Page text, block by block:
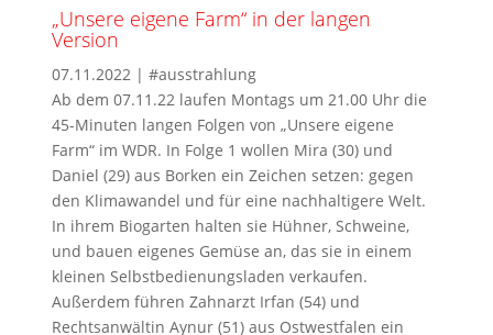
„Unsere eigene Farm“ in der langen
Version
07.11.2022 |#ausstrahlung
Ab dem 07.11.22 laufen Montags um 21.00 Uhr die
45-Minuten langen Folgen von „Unsere eigene
Farm“ im WDR. In Folge 1 wollen Mira (30) und
Daniel (29) aus Borken ein Zeichen setzen: gegen
den Klimawandel und für eine nachhaltigere Welt.
In ihrem Biogarten halten sie Hühner, Schweine,
und bauen eigenes Gemüse an, das sie in einem
kleinen Selbstbedienungsladen verkaufen.
Außerdem führen Zahnarzt Irfan (54) und
Rechtsanwältin Aynur (51) aus Ostwestfalen ein